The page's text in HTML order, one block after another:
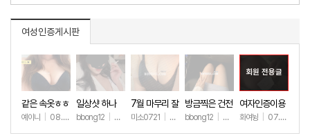
여성인증게시판
같은 속옷ㅎㅎ
예이니 08.04 +63
일상샷 하나
bbong12 07.31+88
7월 마무리 잘
하세요🫶
미소0721 07.31+243
방금찍은 건전
한 일상샷
bbong12 07.28+89
회원 전용글
여자인증이용
ㅎㅎ
화여뉭 07.27